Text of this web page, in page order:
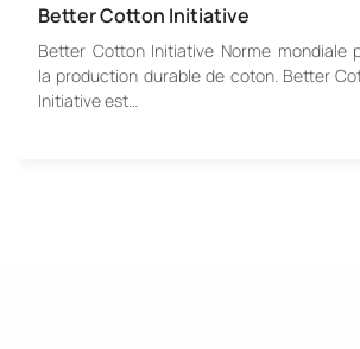
Better Cotton Initiative
Better Cotton Initiative Norme mondiale
la production durable de coton. Better
Initiative est…